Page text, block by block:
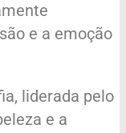
e a emoção
liderada pelo
e a